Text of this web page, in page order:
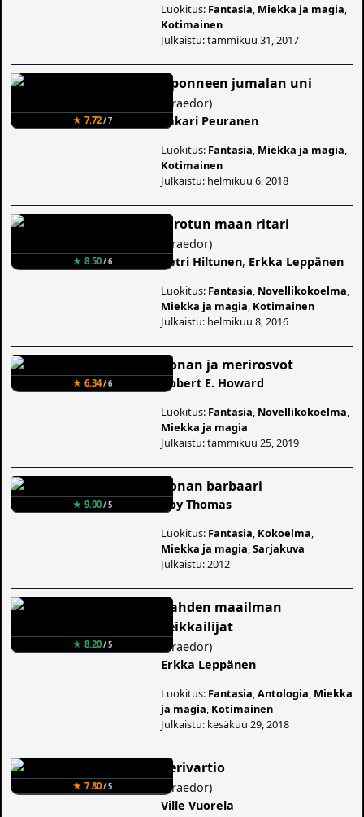
Luokitus: Fantasia Miekka ja magia
Kotimainen
Julkaistu: tammikuu 31, 2017
★ 7.72/ 7
Uponneen jumalan uni
Praedor)
Sakari Peuranen
Luokitus: Fantasia Miekka ja magia
Kotimainen
Julkaistu: helmikuu 6, 2018
★ 8.50/ 6
Kirotun maan ritari
Praedor)
Petri Hiltunen, Erkka Leppänen
Luokitus: Fantasia Novellikokoelma
Miekka ja magia Kotimainen
Julkaistu: helmikuu 8, 2016
★ 6.34/ 6
Conan ja merirosvot
Robert E. Howard
Luokitus: Fantasia Novellikokoelma
Miekka ja magia
Julkaistu: tammikuu 25, 2019
★ 9.00/ 5
Conan barbaari
Roy Thomas
Luokitus: Fantasia Kokoelma
Miekka ja magia ,Sarjakuva
Julkaistu: 2012
★ 8.20/ 5
Kahden maailman
seikkailijat
Praedor)
Erkka Leppänen
Luokitus: Fantasia ,Antologia Miekka
ja magia Kotimainen
Julkaistu: kesäkuu 29, 2018
★ 7.80/ 5
Verivartio
Praedor)
Ville Vuorela